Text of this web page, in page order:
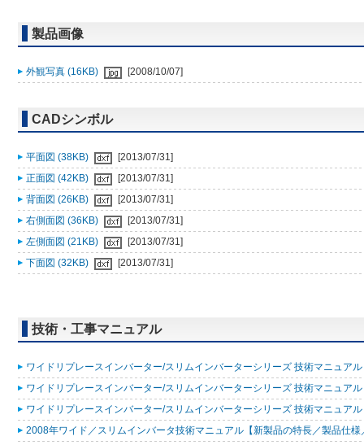
製品画像
外観写真 (16KB) [2008/10/07]
CADシンボル
平面図 (38KB)
[2013/07/31]
正面図 (42KB)
[2013/07/31]
背面図 (26KB)
[2013/07/31]
右側面図 (36KB)
[2013/07/31]
左側面図 (21KB)
[2013/07/31]
下面図 (32KB)
[2013/07/31]
技術・工事マニュアル
ワイドリプレースインバーター/スリムインバーターシリーズ 技術マニュア
ワイドリプレースインバーター/スリムインバーターシリーズ 技術マニュア
ワイドリプレースインバーター/スリムインバーターシリーズ 技術マニュア
2008年ワイド／スリムインバータ技術マニュアル【新製品の特長／製品仕